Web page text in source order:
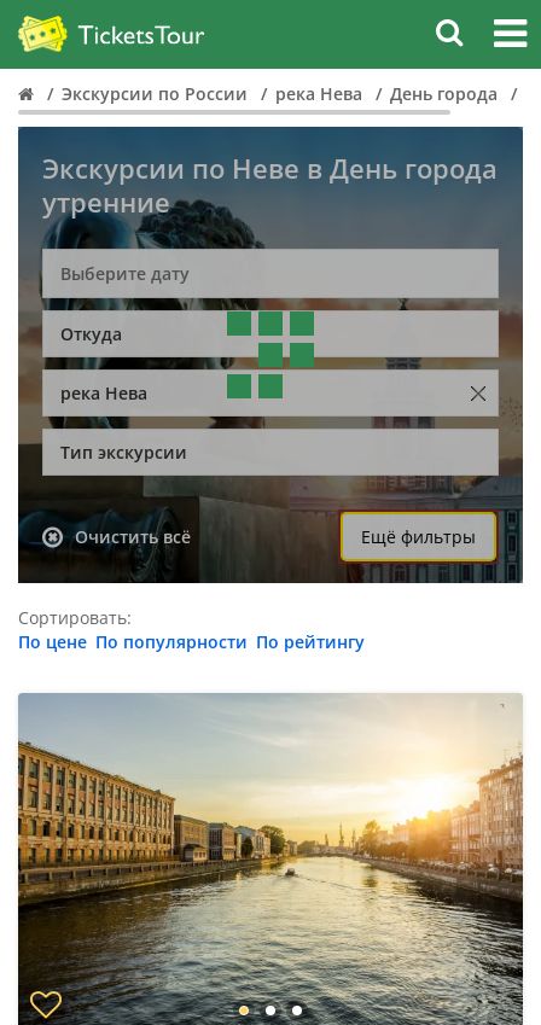
Экскурсии по России река Нева День города
Экскурсии по Неве в День города
утренние
Откуда
река Нева
Тип экскурсии
Очистить всё Ещё фильтры
Сортировать:
По цене По популярности По рейтингу